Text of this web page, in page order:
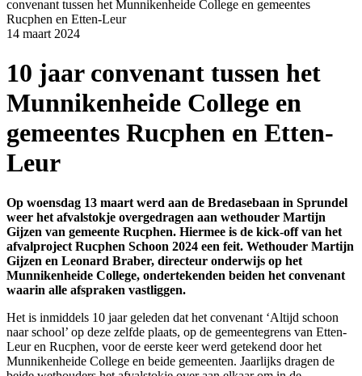
convenant tussen het Munnikenheide College en gemeentes
Rucphen en Etten-Leur
14 maart 2024
10 jaar convenant tussen het
Munnikenheide College en
gemeentes Rucphen en Etten-
Leur
Op woensdag 13 maart werd aan de Bredasebaan in Sprundel
weer het afvalstokje overgedragen aan wethouder Martijn
Gijzen van gemeente Rucphen. Hiermee is de kick-off van het
afvalproject Rucphen Schoon 2024 een feit. Wethouder Martijn
Gijzen en Leonard Braber, directeur onderwijs op het
Munnikenheide College, ondertekenden beiden het convenant
waarin alle afspraken vastliggen.
Het is inmiddels 10 jaar geleden dat het convenant ‘Altijd schoon
naar school’ op deze zelfde plaats, op de gemeentegrens van Etten-
Leur en Rucphen, voor de eerste keer werd getekend door het
Munnikenheide College en beide gemeenten. Jaarlijks dragen de